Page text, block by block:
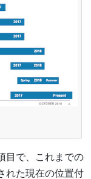
目で、これまでの
れた現在の位置付